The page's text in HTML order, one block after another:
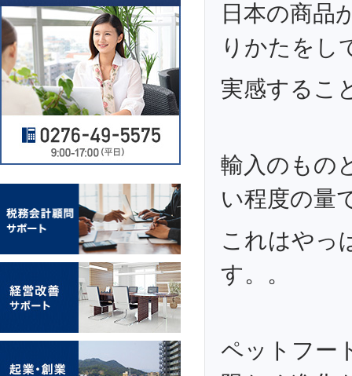
日本の商品
りかたをし
実感するこ
輸入のもの
い程度の量
これはやっ
す。。
ペットフー